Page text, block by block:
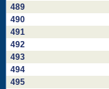
489
490
491
492
493
494
495